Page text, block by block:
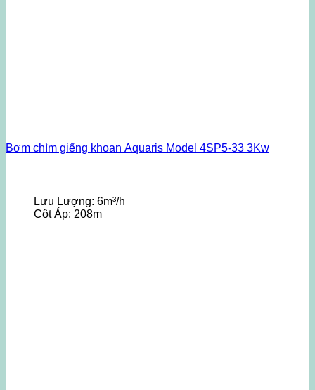
Bơm chìm giếng khoan Aquaris Model 4SP5-33 3Kw
Lưu Lượng: 6m³/h
Cột Áp: 208m